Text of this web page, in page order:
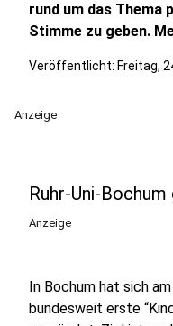
rund um das Thema
Stimme zu geben.
Veröffentlicht: Freitag,
Anzeige
Ruhr-Uni-
Anzeige
In Bochum hat sich
bundesweit erste